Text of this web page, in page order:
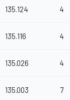
135.124 4
135.116 4
135.026 4
135.003 7